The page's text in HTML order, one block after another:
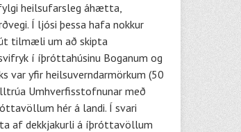
heilsufarsleg áhætta,
Í ljósi þessa hafa nokkur
tilmæli um að skipta
í íþróttahúsinu Boganum og
yfir heilsuverndarmörkum (50
Umhverfisstofnunar með
hér á landi. Í svari
af dekkjakurli á íþróttavöllum